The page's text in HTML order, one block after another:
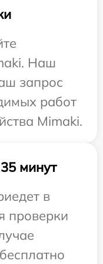
Наш
запрос
работ
Mimaki.
минут
в
проверки